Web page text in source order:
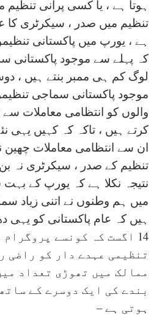
ہوتا ہے ، یا کسی پرانی
تنظیم میں صدر ، سیکرٹری کا
ہے ، یورپ میں پاکستانی
کہ پہلے سے موجود پاکستانی
لوگ کم ہی ممبر بنتے ہیں ،
موجود پاکستانی سماجی
والوں کو انتظامی معاملات
کرتے ہیں ، تاکہ کہ کہیں یہی
ان سے انتظامی معاملات چھین
تنظیم کے صدر ، سیکرٹری نہ
نتیجہ نکلا ہے کہ یورپ کے
میں ہم وطنوں نے اتنی زیاد
ہیں کہ عام پاکستانی کو یہی
14 اگست کہ کونسے
تنظیمی عہدے دار کو راضی
ممالک میں تھوڑی تعداد
بندے کی ایک دوسرے کے
ہوتی ہے –